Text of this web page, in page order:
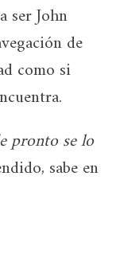
ser John
de
como si
pronto se lo
sabe en